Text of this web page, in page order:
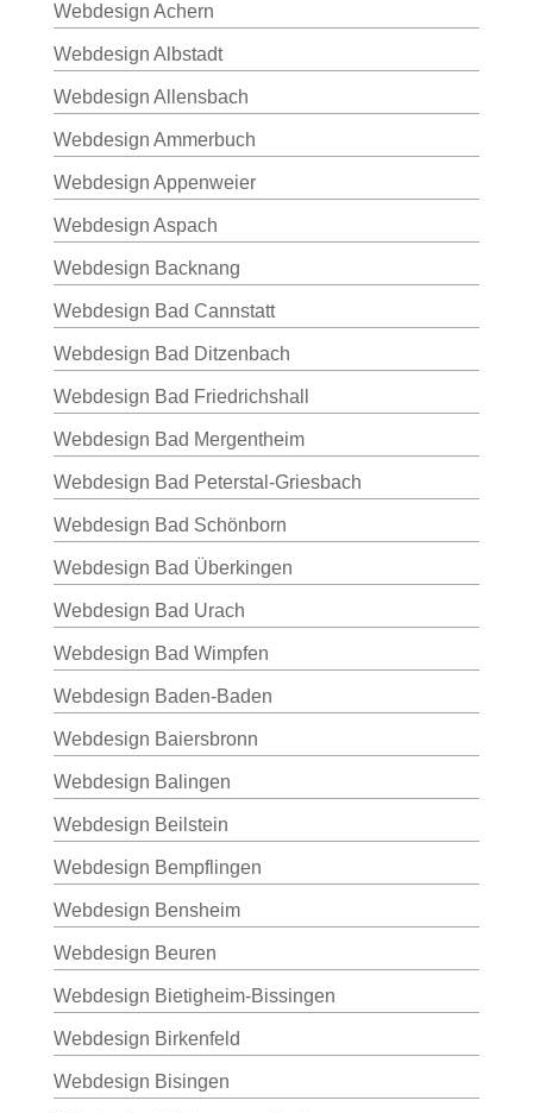
Webdesign Achern
Webdesign Albstadt
Webdesign Allensbach
Webdesign Ammerbuch
Webdesign Appenweier
Webdesign Aspach
Webdesign Backnang
Webdesign Bad Cannstatt
Webdesign Bad Ditzenbach
Webdesign Bad Friedrichshall
Webdesign Bad Mergentheim
Webdesign Bad Peterstal-Griesbach
Webdesign Bad Schönborn
Webdesign Bad Überkingen
Webdesign Bad Urach
Webdesign Bad Wimpfen
Webdesign Baden-Baden
Webdesign Baiersbronn
Webdesign Balingen
Webdesign Beilstein
Webdesign Bempflingen
Webdesign Bensheim
Webdesign Beuren
Webdesign Bietigheim-Bissingen
Webdesign Birkenfeld
Webdesign Bisingen